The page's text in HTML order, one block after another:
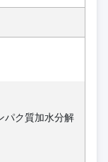
パク質加水分解